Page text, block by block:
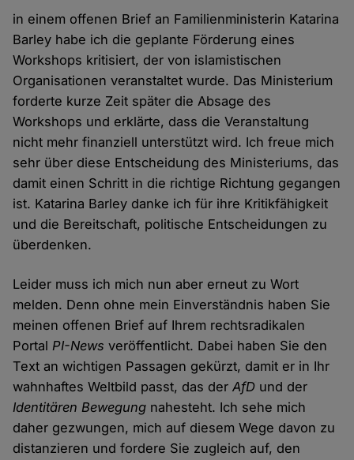
in einem offenen Brief an Familienministerin Katarina
Barley habe ich die geplante Förderung eines
Workshops kritisiert, der von islamistischen
Organisationen veranstaltet wurde. Das Ministerium
forderte kurze Zeit später die Absage des
Workshops und erklärte, dass die Veranstaltung
nicht mehr finanziell unterstützt wird. Ich freue mich
sehr über diese Entscheidung des Ministeriums, das
damit einen Schritt in die richtige Richtung gegangen
ist. Katarina Barley danke ich für ihre Kritikfähigkeit
und die Bereitschaft, politische Entscheidungen zu
überdenken.
Leider muss ich mich nun aber erneut zu Wort
melden. Denn ohne mein Einverständnis haben Sie
meinen offenen Brief auf Ihrem rechtsradikalen
PortalPI-News veröffentlicht. Dabei haben Sie den
Text an wichtigen Passagen gekürzt, damit er in Ihr
wahnhaftes Weltbild passt, das derAfD und der
Identitären Bewegung nahesteht. Ich sehe mich
daher gezwungen, mich auf diesem Wege davon zu
distanzieren und fordere Sie zugleich auf, den